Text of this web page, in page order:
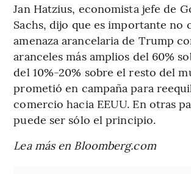
Jan Hatzius, economista jefe de
Sachs, dijo que es importante no
amenaza arancelaria de Trump
aranceles más amplios del 60%
del 10%-20% sobre el resto del
prometió en campaña para
comercio hacia EEUU. En otras
puede ser sólo el principio.
Lea más en Bloomberg.com